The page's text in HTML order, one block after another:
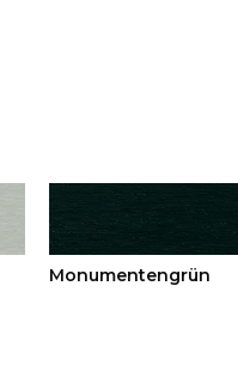
Monumentengrün